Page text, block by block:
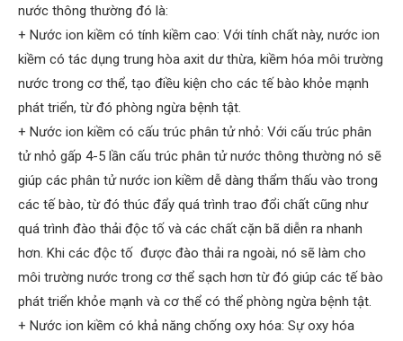
nước thông thường đó là:
+ Nước ion kiềm có tính kiềm cao: Với tính chất này, nước ion
kiềm có tác dụng trung hòa axit dư thừa, kiềm hóa môi trường
nước trong cơ thể, tạo điều kiện cho các tế bào khỏe mạnh
phát triển, từ đó phòng ngừa bệnh tật.
+ Nước ion kiềm có cấu trúc phân tử nhỏ: Với cấu trúc phân
tử nhỏ gấp 4-5 lần cấu trúc phân tử nước thông thường nó sẽ
giúp các phân tử nước ion kiềm dễ dàng thẩm thấu vào trong
các tế bào, từ đó thúc đẩy quá trình trao đổi chất cũng như
quá trình đào thải độc tố và các chất cặn bã diễn ra nhanh
hơn. Khi các độc tố được đào thải ra ngoài, nó sẽ làm cho
môi trường nước trong cơ thể sạch hơn từ đó giúp các tế bào
phát triển khỏe mạnh và cơ thể có thể phòng ngừa bệnh tật.
+ Nước ion kiềm có khả năng chống oxy hóa: Sự oxy hóa